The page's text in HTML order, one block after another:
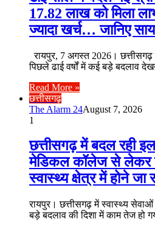
17.82 लाख को मिला
ज्यादा खर्च… जानिए
रायपुर, 7 अगस्त 2026।
पिछले ढाई वर्षों में कई बड़े बदलाव
Read More »
छत्तीसगढ़
The Alarm 24August 7, 2026
1
छत्तीसगढ़ में बदल रही
मेडिकल कॉलेज से लेकर
स्वास्थ्य क्षेत्र में होने जा
रायपुर। छत्तीसगढ़ में स्वास्थ्य सेवाओं
बड़े बदलाव की दिशा में काम तेज हो